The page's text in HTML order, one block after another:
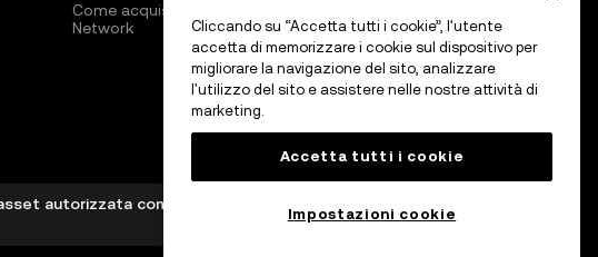
Come acquistare Pi
Network
autorizzata come Crypto-Asset Services Provider da MFSA ai
Cliccando su “Accetta tutti i cookie”, l'utente
accetta di memorizzare i cookie sul dispositivo per
migliorare la navigazione del sito, analizzare
l'utilizzo del sito e assistere nelle nostre attività di
marketing.
Accetta tutti i cookie
Impostazioni cookie